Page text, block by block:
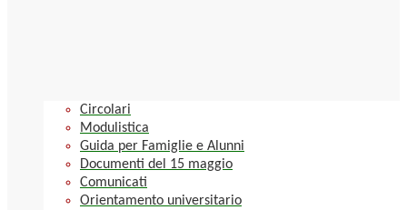
Circolari
Modulistica
Guida per Famiglie e Alunni
Documenti del 15 maggio
Comunicati
Orientamento universitario